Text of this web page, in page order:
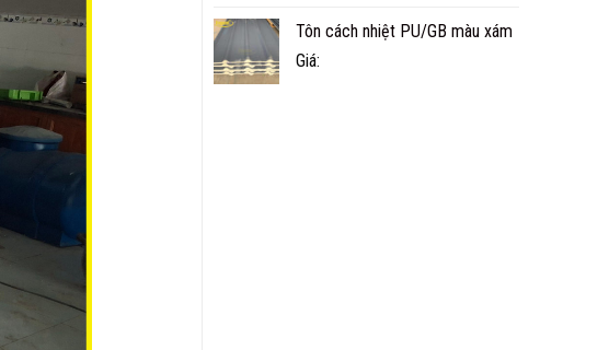
Tôn cách nhiệt PU/GB màu xám
Giá: